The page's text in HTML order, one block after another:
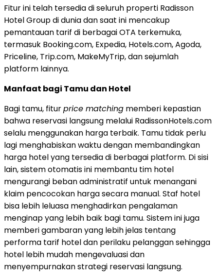
Fitur ini telah tersedia di seluruh properti Radisson
Hotel Group di dunia dan saat ini mencakup
pemantauan tarif di berbagai OTA terkemuka,
termasuk Booking.com, Expedia, Hotels.com, Agoda,
Priceline, Trip.com, MakeMyTrip, dan sejumlah
platform lainnya.
Manfaat bagi Tamu dan Hotel
Bagi tamu, fiturprice matching memberi kepastian
bahwa reservasi langsung melalui RadissonHotels.com
selalu menggunakan harga terbaik. Tamu tidak perlu
lagi menghabiskan waktu dengan membandingkan
harga hotel yang tersedia di berbagai platform. Di sisi
lain, sistem otomatis ini membantu tim hotel
mengurangi beban administratif untuk menangani
klaim pencocokan harga secara manual. Staf hotel
bisa lebih leluasa menghadirkan pengalaman
menginap yang lebih baik bagi tamu. Sistem ini juga
memberi gambaran yang lebih jelas tentang
performa tarif hotel dan perilaku pelanggan sehingga
hotel lebih mudah mengevaluasi dan
menyempurnakan strategi reservasi langsung.